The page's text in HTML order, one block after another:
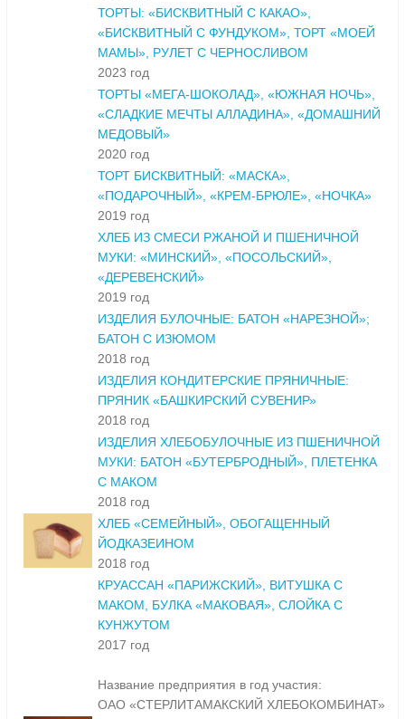
ТОРТЫ: «БИСКВИТНЫЙ С КАКАО»,
«БИСКВИТНЫЙ С ФУНДУКОМ», ТОРТ «МОЕЙ
МАМЫ», РУЛЕТ С ЧЕРНОСЛИВОМ
2023 год
ТОРТЫ «МЕГА-ШОКОЛАД», «ЮЖНАЯ НОЧЬ»,
«СЛАДКИЕ МЕЧТЫ АЛЛАДИНА», «ДОМАШНИЙ
МЕДОВЫЙ»
2020 год
ТОРТ БИСКВИТНЫЙ: «МАСКА»,
«ПОДАРОЧНЫЙ», «КРЕМ-БРЮЛЕ», «НОЧКА»
2019 год
ХЛЕБ ИЗ СМЕСИ РЖАНОЙ И ПШЕНИЧНОЙ
МУКИ: «МИНСКИЙ», «ПОСОЛЬСКИЙ»,
«ДЕРЕВЕНСКИЙ»
2019 год
ИЗДЕЛИЯ БУЛОЧНЫЕ: БАТОН «НАРЕЗНОЙ»;
БАТОН С ИЗЮМОМ
2018 год
ИЗДЕЛИЯ КОНДИТЕРСКИЕ ПРЯНИЧНЫЕ:
ПРЯНИК «БАШКИРСКИЙ СУВЕНИР»
2018 год
ИЗДЕЛИЯ ХЛЕБОБУЛОЧНЫЕ ИЗ ПШЕНИЧНОЙ
МУКИ: БАТОН «БУТЕРБРОДНЫЙ», ПЛЕТЕНКА
С МАКОМ
2018 год
ХЛЕБ «СЕМЕЙНЫЙ», ОБОГАЩЕННЫЙ
ЙОДКАЗЕИНОМ
2018 год
КРУАССАН «ПАРИЖСКИЙ», ВИТУШКА С
МАКОМ, БУЛКА «МАКОВАЯ», СЛОЙКА С
КУНЖУТОМ
2017 год
Название предприятия в год участия:
ОАО «СТЕРЛИТАМАКСКИЙ ХЛЕБОКОМБИНАТ»